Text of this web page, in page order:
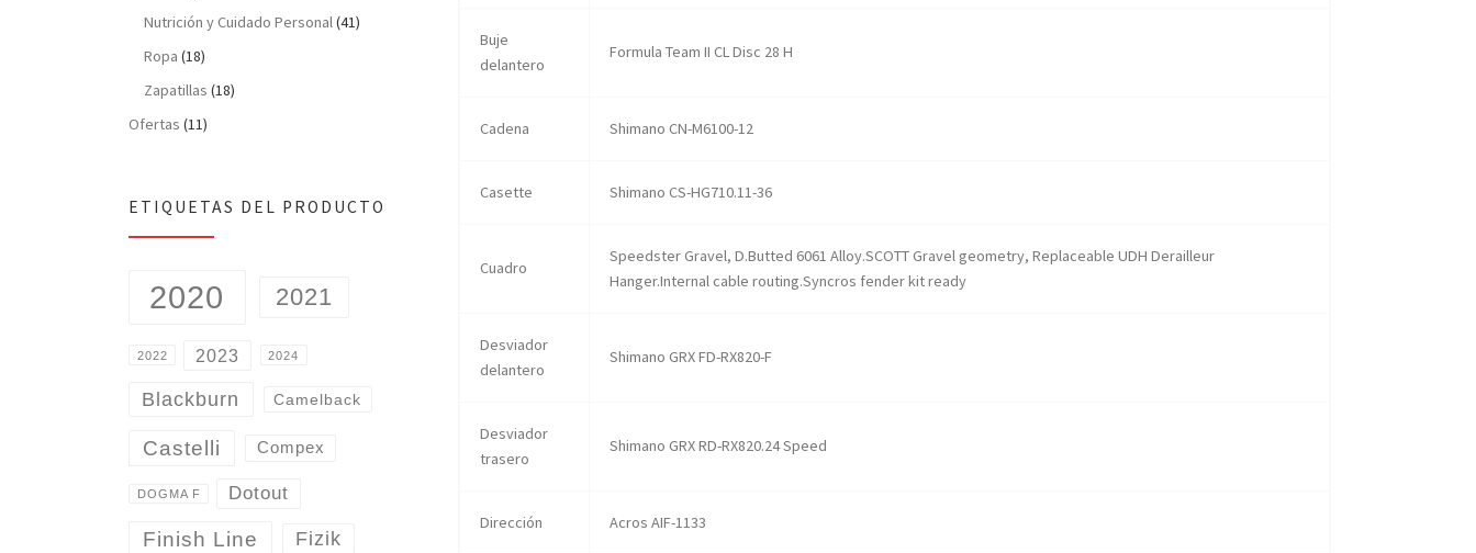
Buje
delantero
Formula Team II CL Disc 28 H
Cadena Shimano CN-M6100-12
Casette Shimano CS-HG710.11-36
Cuadro
Speedster Gravel, D.Butted 6061 Alloy.SCOTT Gravel geometry, Replaceable UDH Derailleur
Hanger.Internal cable routing.Syncros fender kit ready
Desviador
delantero
Shimano GRX FD-RX820-F
Desviador
trasero
Shimano GRX RD-RX820.24 Speed
Dirección Acros AIF-1133
Nutrición y Cuidado Personal(41)
Ropa (18)
Zapatillas (18)
Ofertas (11)
ETIQUETAS DEL PRODUCTO
2020 2021
2022 2023 2024
Blackburn Camelback
Castelli Compex
DOGMA F Dotout
Finish Line Fizik